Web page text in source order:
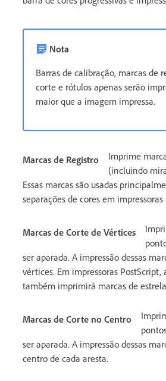
Nota
Barras de calibração, marcas de
corte e rótulos apenas serão
maior que a imagem impressa.
Marcas de Registro
Imprime
(incluindo
Essas marcas são usadas
separações de cores em impressoras
Marcas de Corte de Vértices
ser aparada. A impressão dessas
vértices. Em impressoras PostScript,
também imprimirá marcas de
Marcas de Corte no Centro
ser aparada. A impressão dessas
centro de cada aresta.